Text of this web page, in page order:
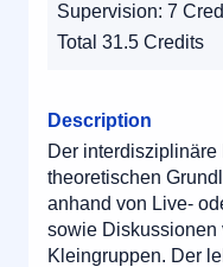
Supervision: 7
Total 31.5 Credits
Description
Der
theoretischen
anhand von Live-
sowie
Kleingruppen. Der